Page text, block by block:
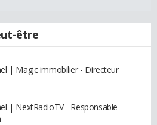
être
| Magic immobilier - Directeur
| NextRadioTV - Responsable